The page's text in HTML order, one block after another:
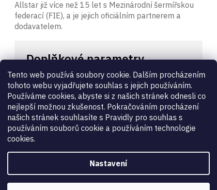
Tento web používá soubory cookie. Dalším procházením
tohoto webu vyjadřujete souhlas s jejich používáním.
Používáme cookies, abyste si z našich stránek odnesli co
nejlepší možnou zkušenost. Pokračováním procházení
našich stránek souhlasíte s Pravidly pro souhlas s
používáním souborů cookie a používáním technologie
cookies.
Nastavení
Allstar již více než 15 let s Mezinárodní šermířskou
federací (FIE), a je jejich oficiálním partnerem a
dodavatelem.
Doplňkové parametry
Kategorie
Fleretové vylepené čepele
Záruka
2 roky
Délka čepele
5 - dospělá
Druh zboží:
čepel
Pro držení: francouzské,pistolové
Určení
Úroveň: začátečník,ekonomické,hobby
fleret
kód výrobce: EF21